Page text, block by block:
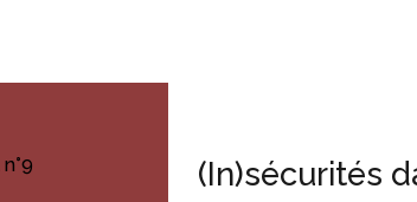
(In)sécurités